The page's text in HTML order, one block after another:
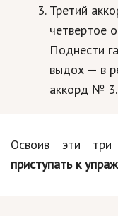
Третий
четвертое
Поднести
выдох — в
аккорд № 3.
Освоив эти
приступать к